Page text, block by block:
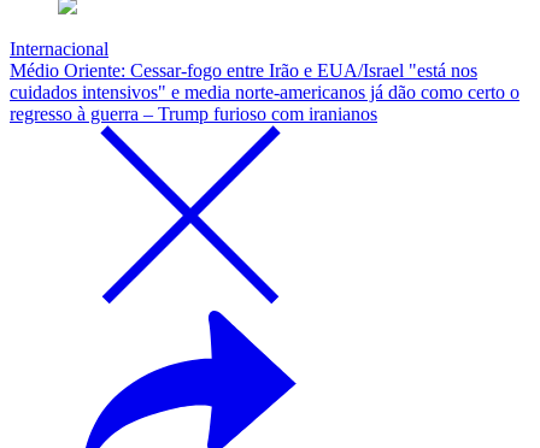
Internacional
Médio Oriente: Cessar-fogo entre Irão e EUA/Israel "está nos
cuidados intensivos" e media norte-americanos já dão como certo o
regresso à guerra – Trump furioso com iranianos